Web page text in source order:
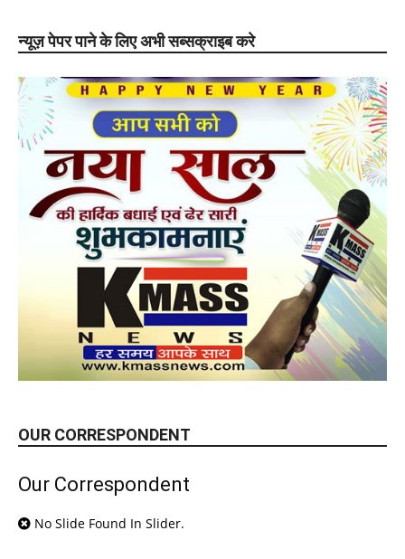
न्यूज़ पेपर पाने के लिए अभी सब्सक्राइब करे
OUR CORRESPONDENT
Our Correspondent
No Slide Found In Slider.